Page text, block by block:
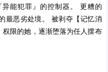
能犯罪』的控制器。 更糟的
最恶劣处境。 被剥夺【记忆消
限的她，逐渐堕落为任人摆布